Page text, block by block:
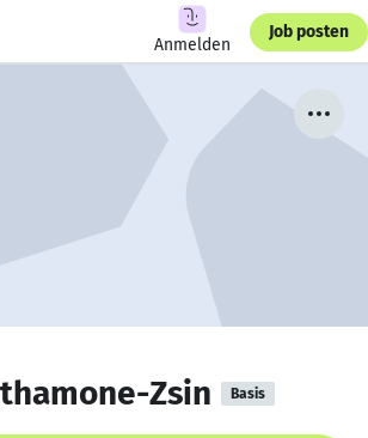
Anmelden
Job posten
Zsin Basis